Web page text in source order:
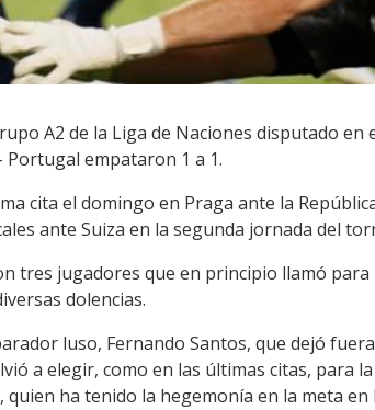
A2 de la Liga de Naciones disputado en
Portugal empataron 1 a 1.
cita el domingo en Praga ante la
ante Suiza en la segunda jornada del
tres jugadores que en principio llamó
dolencias.
luso, Fernando Santos, que dejó
a elegir, como en las últimas citas, para
ha tenido la hegemonía en la meta en